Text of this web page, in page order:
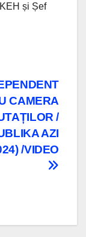
și Șef
CAMERA
/
AZI
/VIDEO